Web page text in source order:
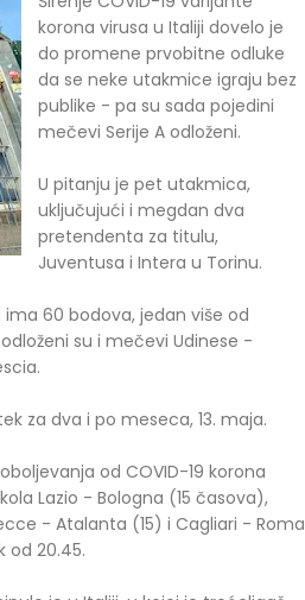
korona virusa u Italiji dovelo je
do promene prvobitne odluke
da se neke utakmice igraju bez
publike - pa su sada pojedini
mečevi Serije A odloženi.
U pitanju je pet utakmica,
uključujući i megdan dva
pretendenta za titulu,
Juventusa i Intera u Torinu.
60 bodova, jedan više od
su i mečevi Udinese -
za dva i po meseca, 13. maja.
od COVID-19 korona
Lazio - Bologna (15 časova),
- Atalanta (15) i Cagliari - Roma
od 20.45.